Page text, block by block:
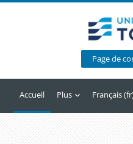
Page de
Accueil Plus Français